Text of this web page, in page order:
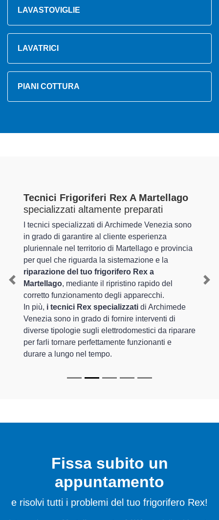
LAVASTOVIGLIE
LAVATRICI
PIANI COTTURA
Tecnici Frigoriferi Rex A Martellago
specializzati altamente preparati
I tecnici specializzati di Archimede Venezia sono
in grado di garantire al cliente esperienza
pluriennale nel territorio di Martellago e provincia
per quel che riguarda la sistemazione e la
riparazione del tuo frigorifero Rex a
Martellago, mediante il ripristino rapido del
corretto funzionamento degli apparecchi.
In più, i tecnici Rex specializzati di Archimede
Venezia sono in grado di fornire interventi di
diverse tipologie sugli elettrodomestici da riparare
per farli tornare perfettamente funzionanti e
durare a lungo nel tempo.
Previous
Fissa subito un
appuntamento
e risolvi tutti i problemi del tuo frigorifero Rex!